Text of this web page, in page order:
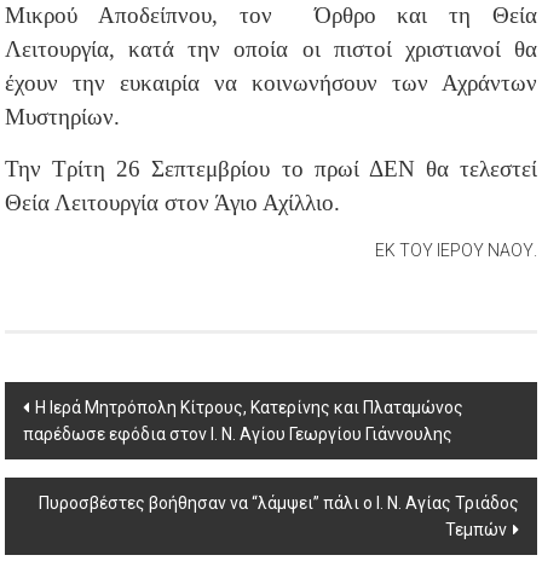
Μικρού Αποδείπνου, τον Όρθρο και τη Θεία
Λειτουργία, κατά την οποία οι πιστοί χριστιανοί θα
έχουν την ευκαιρία να κοινωνήσουν των Αχράντων
Μυστηρίων.
Την Τρίτη 26 Σεπτεμβρίου το πρωί ΔΕΝ θα τελεστεί
Θεία Λειτουργία στον Άγιο Αχίλλιο.
ΕΚ ΤΟΥ ΙΕΡΟΥ ΝΑΟΥ.
Post
navigation
Η Ιερά Μητρόπολη Κίτρους, Κατερίνης και Πλαταμώνος
παρέδωσε εφόδια στον Ι. Ν. Αγίου Γεωργίου Γιάννουλης
Πυροσβέστες βοήθησαν να “λάμψει” πάλι ο Ι. Ν. Αγίας Τριάδος
Τεμπών